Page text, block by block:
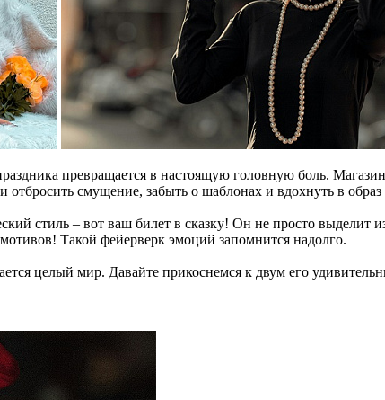
превращается в настоящую головную боль.
смущение, забыть о шаблонах и вдохнуть в
стиль – вот ваш билет в сказку! Он не просто выделит
Такой фейерверк эмоций запомнится надолго.
целый мир. Давайте прикоснемся к двум его